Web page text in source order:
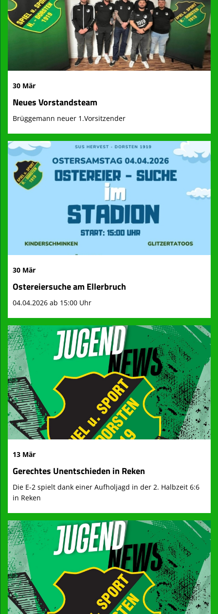
30 Mär
Neues Vorstandsteam
Brüggemann neuer 1.Vorsitzender
30 Mär
Ostereiersuche am Ellerbruch
04.04.2026 ab 15:00 Uhr
13 Mär
Gerechtes Unentschieden in Reken
Die E-2 spielt dank einer Aufholjagd in der 2. Halbzeit 6:6
in Reken